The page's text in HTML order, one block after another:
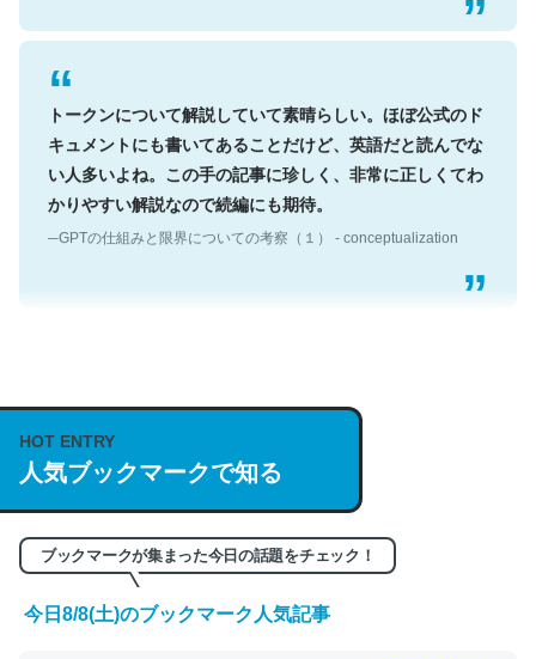
トークンについて解説していて素晴らしい。ほぼ公式のド
キュメントにも書いてあることだけど、英語だと読んでな
い人多いよね。この手の記事に珍しく、非常に正しくてわ
かりやすい解説なので続編にも期待。
─GPTの仕組みと限界についての考察（１） - conceptualization
説してる記事が少ないので貴重な良記事。/続編来た
https://isobe324649.hatenablog.com/entry/2023/03/27
/064121
─GPTの仕組みと限界についての考察（１） - conceptualization
HOT ENTRY
人気ブックマークで知る
ブックマークが集まった今日の話題をチェック！
今日8/8(土)のブックマーク人気記事